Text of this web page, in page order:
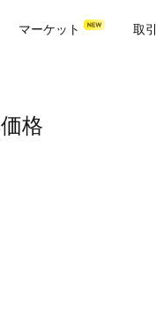
マーケット 取引
価格